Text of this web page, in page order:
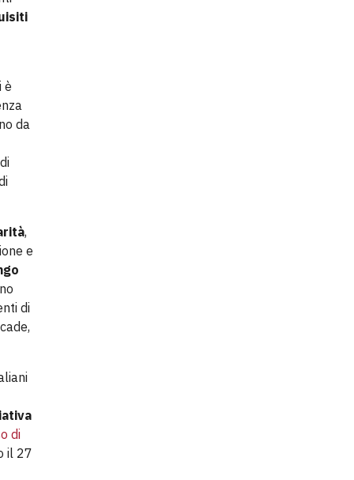
è
da
,
e
di
di
il 27